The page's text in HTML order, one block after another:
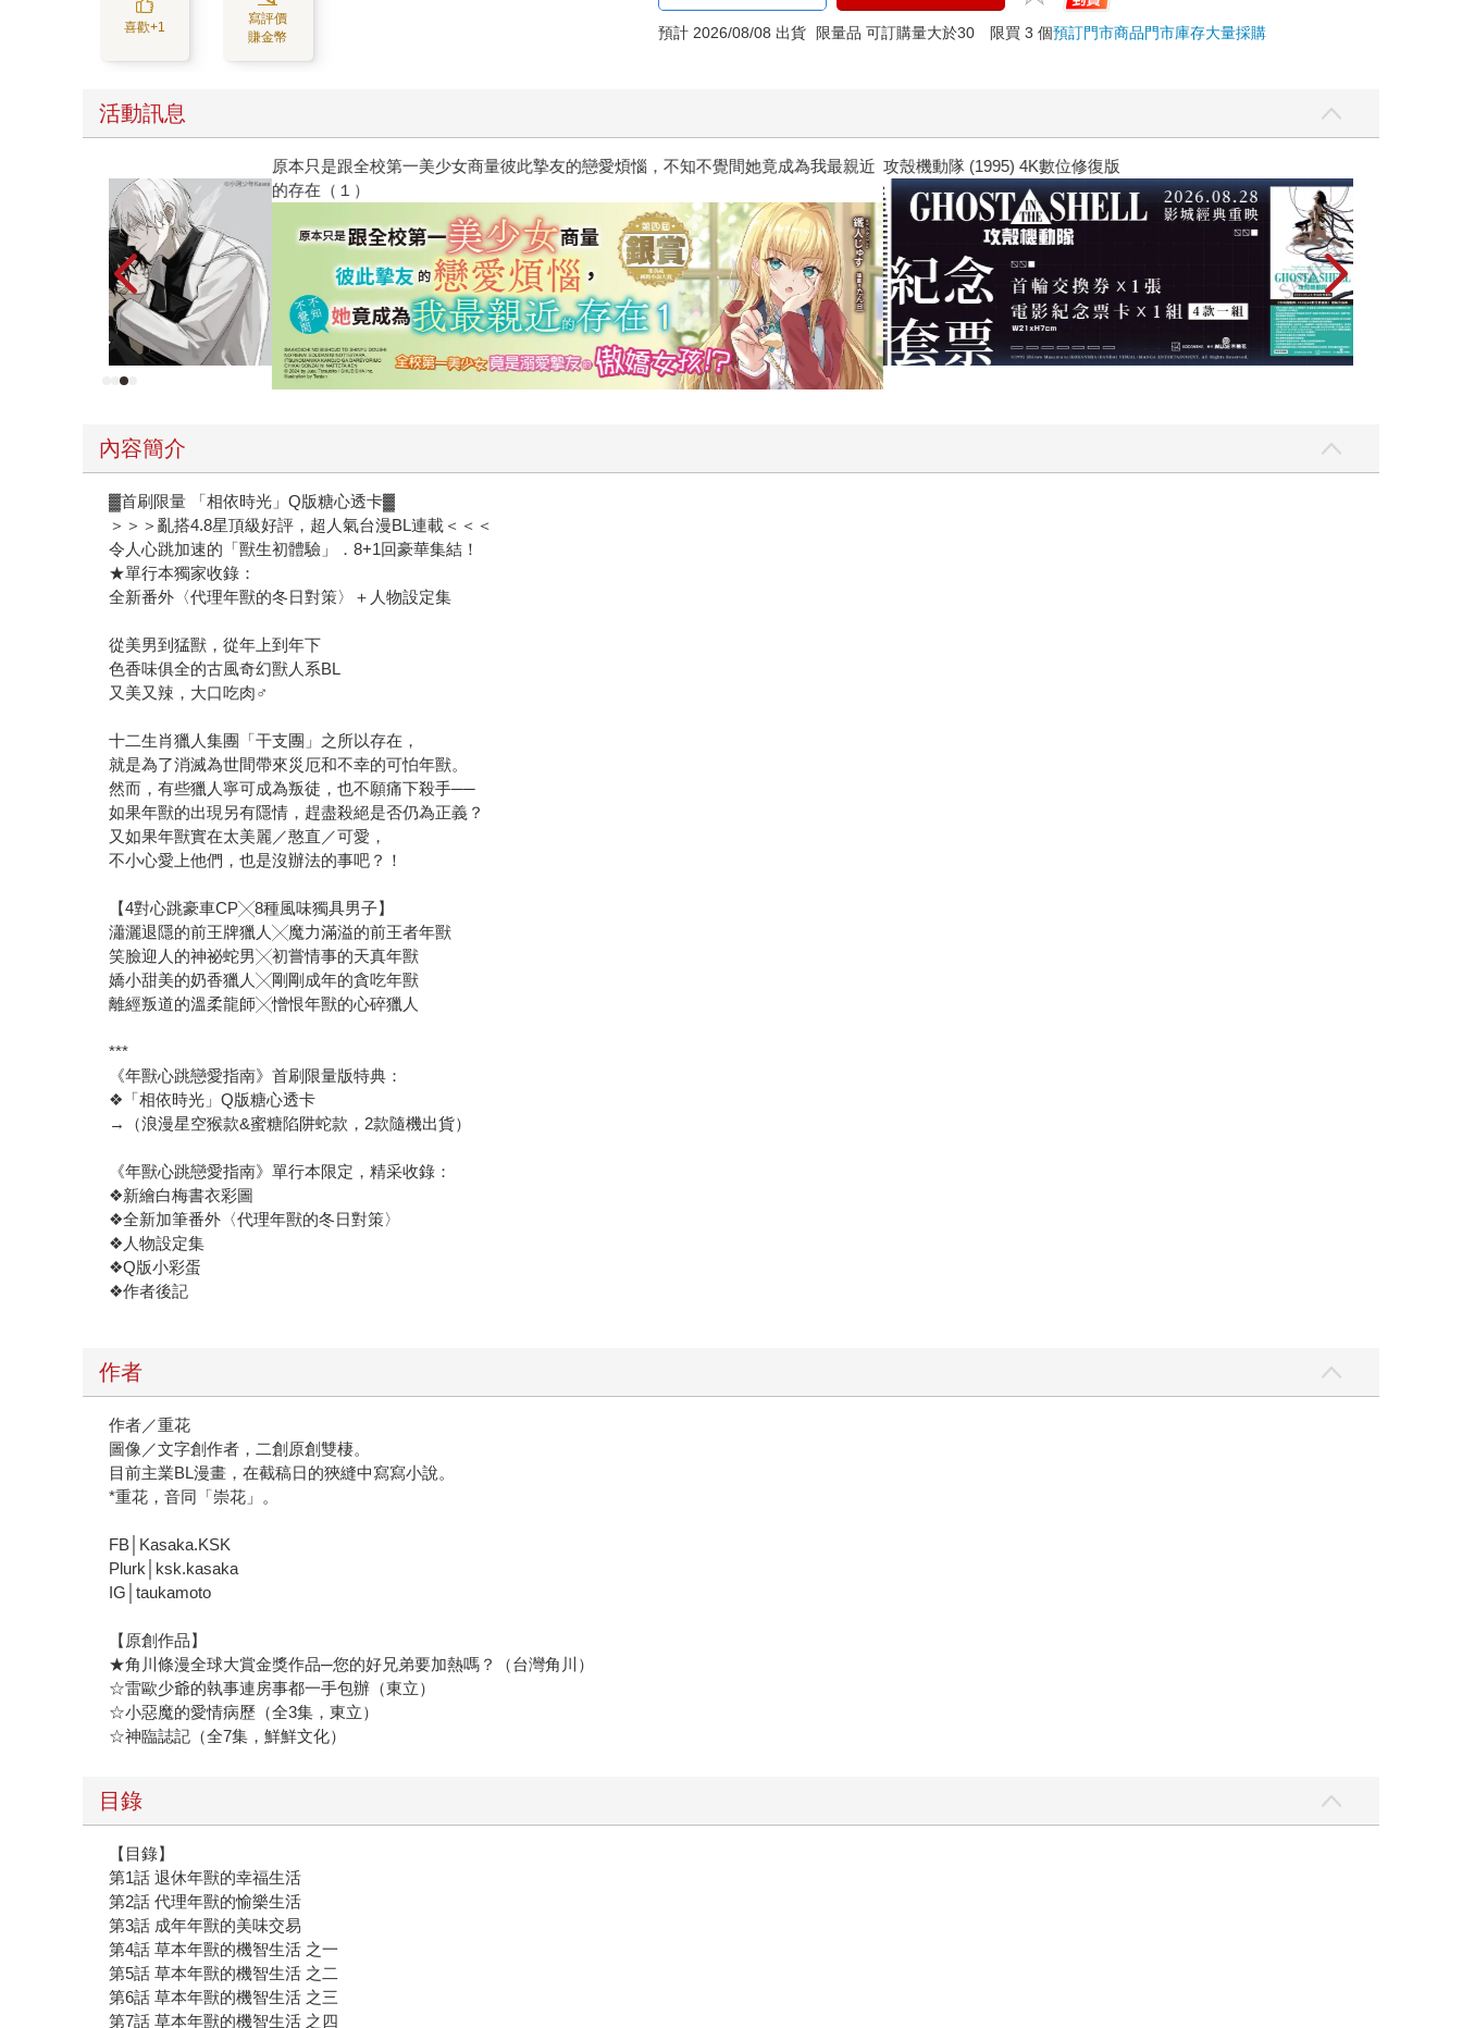
喜歡+1
寫評價
賺金幣
預計 2026/08/08 出貨 限量品 可訂購量大於30 限買 3 個預訂門市商品門市庫存大量採購
活動訊息
原本只是跟全校第一美少女商量彼此摯友的戀愛煩惱，不知不覺間她竟成為我最親近
的存在（１）
攻殼機動隊 (1995) 4K數位修復版
內容簡介
▓首刷限量 「相依時光」Q版糖心透卡▓
＞＞＞亂搭4.8星頂級好評，超人氣台漫BL連載＜＜＜
令人心跳加速的「獸生初體驗」．8+1回豪華集結！
★單行本獨家收錄：
全新番外〈代理年獸的冬日對策〉＋人物設定集
從美男到猛獸，從年上到年下
色香味俱全的古風奇幻獸人系BL
又美又辣，大口吃肉♂
十二生肖獵人集團「干支團」之所以存在，
就是為了消滅為世間帶來災厄和不幸的可怕年獸。
然而，有些獵人寧可成為叛徒，也不願痛下殺手──
如果年獸的出現另有隱情，趕盡殺絕是否仍為正義？
又如果年獸實在太美麗／憨直／可愛，
不小心愛上他們，也是沒辦法的事吧？！
【4對心跳豪車CP╳8種風味獨具男子】
瀟灑退隱的前王牌獵人╳魔力滿溢的前王者年獸
笑臉迎人的神祕蛇男╳初嘗情事的天真年獸
嬌小甜美的奶香獵人╳剛剛成年的貪吃年獸
離經叛道的溫柔龍師╳憎恨年獸的心碎獵人
***
《年獸心跳戀愛指南》首刷限量版特典：
❖「相依時光」Q版糖心透卡
→（浪漫星空猴款&蜜糖陷阱蛇款，2款隨機出貨）
《年獸心跳戀愛指南》單行本限定，精采收錄：
❖新繪白梅書衣彩圖
❖全新加筆番外〈代理年獸的冬日對策〉
❖人物設定集
❖Q版小彩蛋
❖作者後記
作者
作者／重花
圖像／文字創作者，二創原創雙棲。
目前主業BL漫畫，在截稿日的狹縫中寫寫小說。
*重花，音同「崇花」。
FB│Kasaka.KSK
Plurk│ksk.kasaka
IG│taukamoto
【原創作品】
★角川條漫全球大賞金獎作品─您的好兄弟要加熱嗎？（台灣角川）
☆雷歐少爺的執事連房事都一手包辦（東立）
☆小惡魔的愛情病歷（全3集，東立）
☆神臨誌記（全7集，鮮鮮文化）
目錄
【目錄】
第1話 退休年獸的幸福生活
第2話 代理年獸的愉樂生活
第3話 成年年獸的美味交易
第4話 草本年獸的機智生活 之一
第5話 草本年獸的機智生活 之二
第6話 草本年獸的機智生活 之三
第7話 草本年獸的機智生活 之四